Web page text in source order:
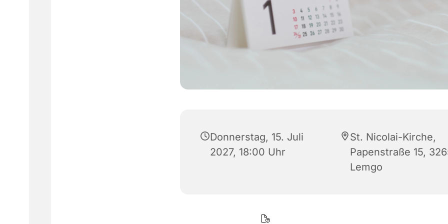
Donnerstag, 15. Juli
2027, 18:00 Uhr
St. Nicolai-Kirche,
Papenstraße 15,
Lemgo